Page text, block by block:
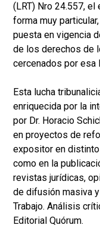
(LRT) Nro 24.557,
forma muy
puesta en vigencia
de los derechos de
cercenados por esa
Esta lucha
enriquecida por la
por Dr. Horacio
en proyectos de
expositor en
como en la
revistas jurídicas,
de difusión masiva
Trabajo. Análisis
Editorial Quórum.